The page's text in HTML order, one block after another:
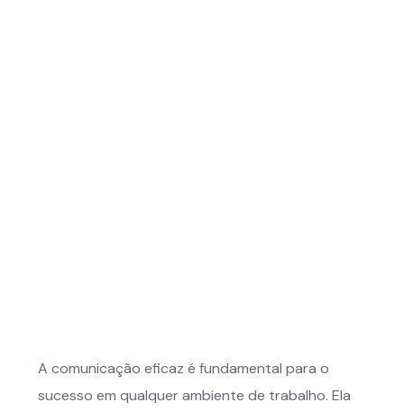
A comunicação eficaz é fundamental para o
sucesso em qualquer ambiente de trabalho. Ela